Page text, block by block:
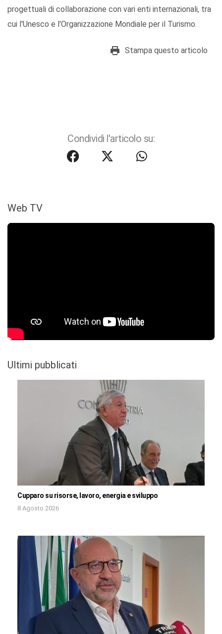
progettuali di collaborazione con vari enti internazionali, tra
cui l'Unesco e l'Organizzazione Mondiale per il Turismo.
Stampa questo articolo
Condividi l'articolo su:
Web TV
Ultimi pubblicati
Cupparo su risorse, lavoro, energia e sviluppo
8 Agosto 2026